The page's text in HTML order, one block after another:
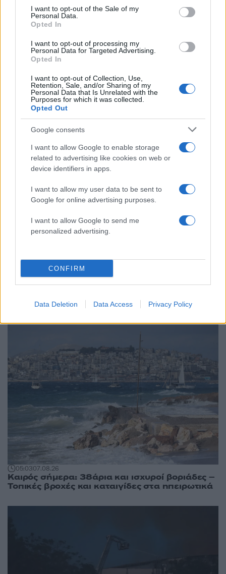
consent section.
I want to opt-out of the Sale of my
Personal Data.
Opted In
I want to opt-out of processing my
Personal Data for Targeted Advertising.
Opted In
I want to opt-out of Collection, Use,
Retention, Sale, and/or Sharing of my
Personal Data that Is Unrelated with the
Purposes for which it was collected.
Opted Out
Google consents
I want to allow Google to enable storage
related to advertising like cookies on web or
device identifiers in apps.
I want to allow my user data to be sent to
Google for online advertising purposes.
I want to allow Google to send me
personalized advertising.
CONFIRM
Data Deletion Data Access Privacy Policy
Μητσοτάκης στην υπογραφή συμφωνίας
για την ηλεκτρική διασύνδεση Ελλάδας –
είσοδος της Meridiam στην GSI
Canadair 515: Οι πρώτες εικόνες από την
κατασκευή του αεροσκάφους που θα
επιχειρεί και τη νύχτα στα μέτωπα της
Αυγερινός, Μουτσάτσου και ακόμη 20
πρώην στελέχη κατά Καρυστιανού: «Δεν
αποχωρήσαμε για καρέκλες», αιχμές για
«συγκεντρωτικό μοντέλο»
Κρανίου τόπος το Πόρτο Γερμενό μετά το
καταστροφικό πέρασμα της φωτιάς –
Ξεκίνησε η αυτοψία στα καμένα σπίτια
Οδηγός στη Μύκονο άρπαξε τσάντα
Hermès και Rolex αξίας 75.000 ευρώ από
Ουκρανό τουρίστα
άρθρα
05:0307.08.26
Καιρός σήμερα: 38άρια και ισχυροί βοριάδες –
Τοπικές βροχές και καταιγίδες στα ηπειρωτικά